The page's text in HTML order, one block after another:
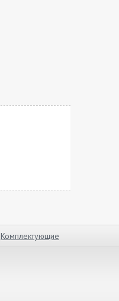
Комплектующие